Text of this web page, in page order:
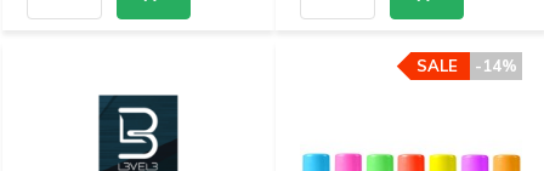
-14%
SALE